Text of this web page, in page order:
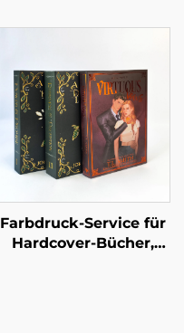
Farbdruck-Service für
Hardcover-Bücher,